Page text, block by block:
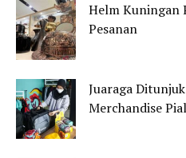
Helm Kuningan
Pesanan
Juaraga
Merchandise